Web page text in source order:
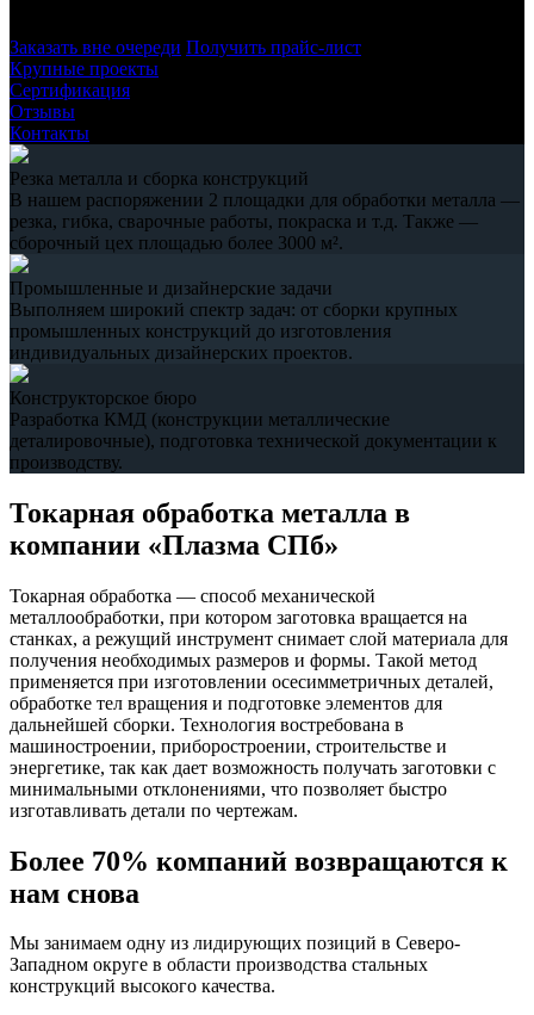
Заказать вне очереди Получить прайс-лист
Крупные проекты
Сертификация
Отзывы
Контакты
Резка металла и сборка конструкций
В нашем распоряжении 2 площадки для обработки металла —
резка, гибка, сварочные работы, покраска и т.д. Также —
сборочный цех площадью более 3000 м².
Промышленные и дизайнерские задачи
Выполняем широкий спектр задач: от сборки крупных
промышленных конструкций до изготовления
индивидуальных дизайнерских проектов.
Конструкторское бюро
Разработка КМД (конструкции металлические
деталировочные), подготовка технической документации к
производству.
Токарная обработка металла в
компании «Плазма СПб»
Токарная обработка — способ механической
металлообработки, при котором заготовка вращается на
станках, а режущий инструмент снимает слой материала для
получения необходимых размеров и формы. Такой метод
применяется при изготовлении осесимметричных деталей,
обработке тел вращения и подготовке элементов для
дальнейшей сборки. Технология востребована в
машиностроении, приборостроении, строительстве и
энергетике, так как дает возможность получать заготовки с
минимальными отклонениями, что позволяет быстро
изготавливать детали по чертежам.
Более 70% компаний возвращаются к
нам снова
Мы занимаем одну из лидирующих позиций в Северо-
Западном округе в области производства стальных
конструкций высокого качества.